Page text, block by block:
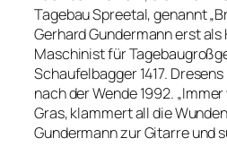
Tagebau Spreetal, genannt
Gerhard Gundermann erst
Maschinist für
Schaufelbagger 1417.
nach der Wende 1992.
Gras, klammert all die
Gundermann zur Gitarre und